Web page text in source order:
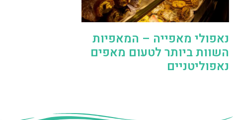
נאפולי מאפייה – המאפיות
השוות ביותר לטעום מאפים
נאפוליטניים